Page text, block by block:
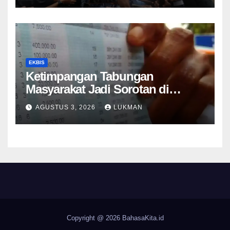
EKBIS
Ketimpangan Tabungan
Masyarakat Jadi Sorotan di
Tengah Perlambatan DPK 2026
AGUSTUS 3, 2026 LUKMAN
Copyright @ 2026 BahasaKita.id